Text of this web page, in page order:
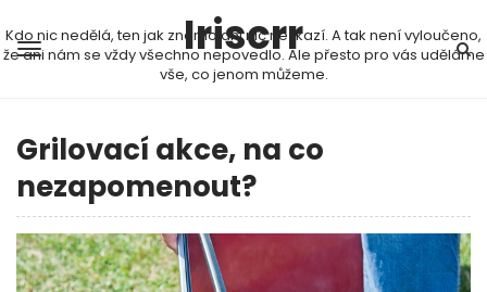
Iriscrr
Kdo nic nedělá, ten jak známo ani nic nezkazí. A tak není vyloučeno,
že ani nám se vždy všechno nepovedlo. Ale přesto pro vás uděláme
vše, co jenom můžeme.
Grilovací akce, na co
nezapomenout?